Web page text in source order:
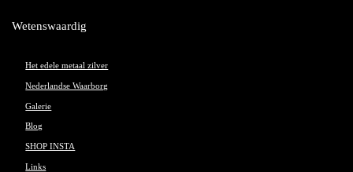
Wetenswaardig
Het edele metaal zilver
Nederlandse Waarborg
Galerie
Blog
SHOP INSTA
Links